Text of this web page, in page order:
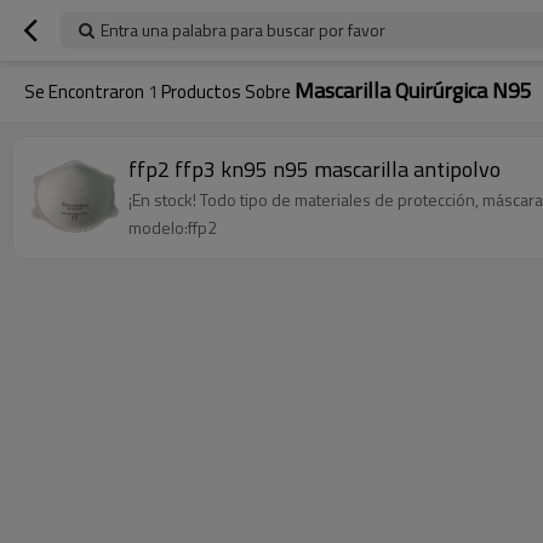
Entra una palabra para buscar por favor
Se Encontraron 1 Productos Sobre Mascarilla Quirúrgica N95
ffp2 ffp3 kn95 n95 mascarilla antipolvo
¡En stock! Todo tipo de materiales de protección,
modelo:ffp2